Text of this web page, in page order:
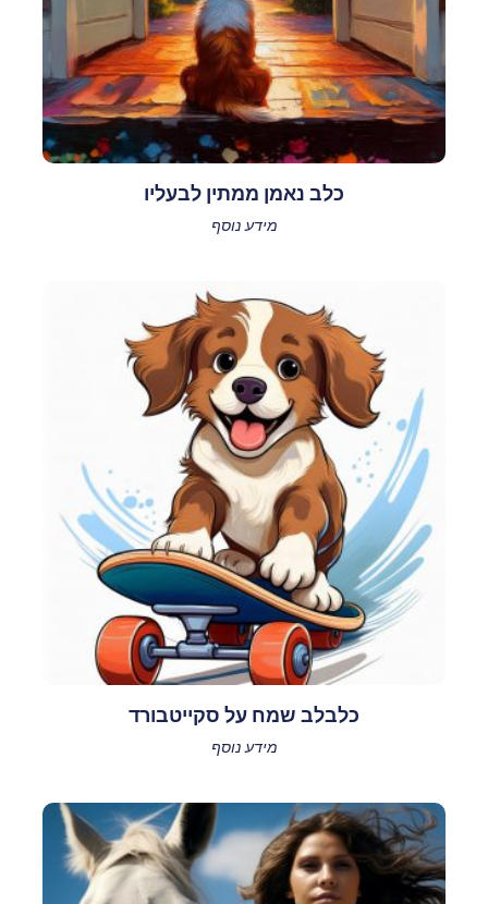
כלב נאמן ממתין לבעליו
מידע נוסף
כלבלב שמח על סקייטבורד
מידע נוסף